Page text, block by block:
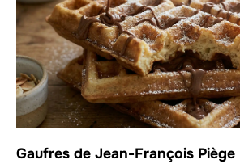
Gaufres de Jean-François